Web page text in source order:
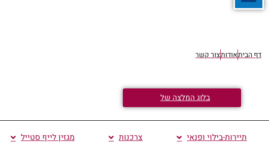
דף הביתאודותצור קשר
בלוג המלצה של
תיירות-בילוי ופנאי צרכנות מגזין לייף סטייל